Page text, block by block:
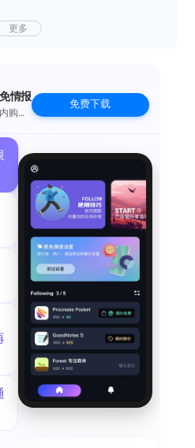
更清晰
费聪明花，课外兼职也能记
不漏报
队长：职业账本专属定制
生活随心记
己所爱的事物，记录美好回忆
一个小目标，让账本陪你变成想
经营实用工具
营收全把控，应收应付不遗漏
各业全覆盖，首页报表指导经营
红包收入支出一览无余
共享宝贝成长点滴
生活分类全，全家合记一本账
更多
情报
购波
免费下载